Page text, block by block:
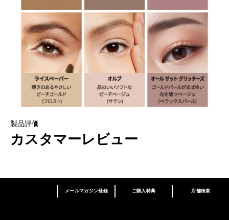
製品評価
カスタマーレビュー
あなたはM･A･Cラバー ロイヤリティ プログ
メールマガジン登録 ご購入特典 店舗検索